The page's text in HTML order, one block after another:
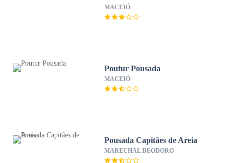
MACEIÓ
Poutur Pousada
MACEIÓ
Pousada Capitães de Areia
MARECHAL DEODORO